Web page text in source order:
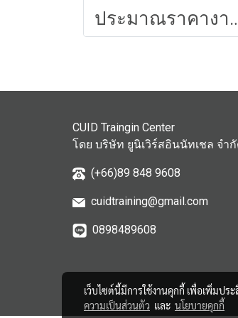
ประมาณราค
CUID Traingin Center
โดย บริษัท ยูนิเวิร์สอินนัทเชล จำ
(+66)89 848 9608
cuidtraining@gmail.com
0898489608
เว็บไซต์นี้มีการใช้งานคุกกี้ เพื่อเพิ่มป
ความเป็นส่วนตัว และ นโยบายคุกกี้